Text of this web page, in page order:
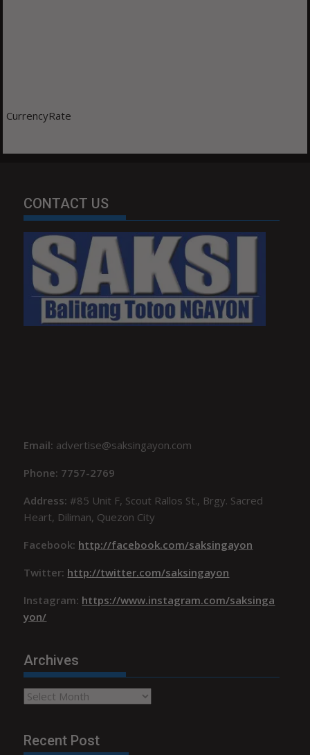
CurrencyRate
CONTACT US
Email: advertise@saksingayon.com
Phone: 7757-2769
Address:#85 Unit F, Scout Rallos St., Brgy. Sacred
Heart, Diliman, Quezon City
Facebook: http://facebook.com/saksingayon
Twitter: http://twitter.com/saksingayon
Instagram: https://www.instagram.com/saksinga
yon/
Archives
Archives
Recent Post